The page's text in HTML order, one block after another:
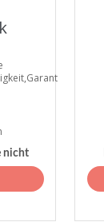
nicht